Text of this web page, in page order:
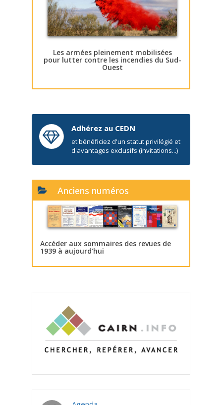
Les armées pleinement mobilisées
pour lutter contre les incendies du Sud-
Ouest
Adhérez au CEDN
et bénéficiez d'un statut privilégié et
d'avantages exclusifs (invitations...)
Anciens numéros
Accéder aux sommaires des revues de
1939 à aujourd’hui